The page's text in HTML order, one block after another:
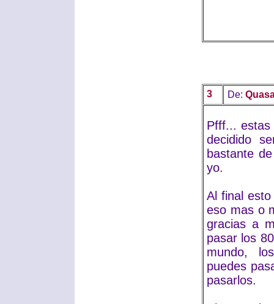
3 De:
Pfff... estas
decidido
bastante
yo.
Al final
eso mas o
gracias a
pasar los
mundo,
puedes
pasarlos.